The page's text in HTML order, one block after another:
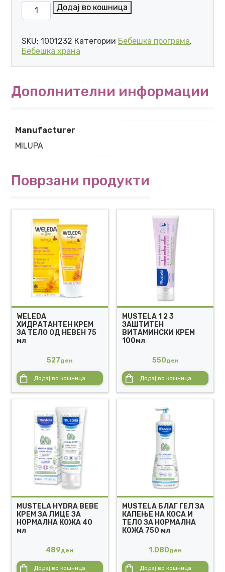
APTAMIL 3 PRONUTRA 800г (12+ месеци) количина
Додај во кошница
SKU: 1001232 Категории Бебешка програма,
Бебешка храна
Дополнителни информации
Manufacturer
MILUPA
Поврзани продукти
WELEDA
ХИДРАТАНТЕН КРЕМ
ЗА ТЕЛО ОД НЕВЕН 75
мл
527ден
Додај во кошница
MUSTELA 1 2 3
ЗАШТИТЕН
ВИТАМИНСКИ КРЕМ
100мл
550ден
Додај во кошница
MUSTELA HYDRA BEBE
КРЕМ ЗА ЛИЦЕ ЗА
НОРМАЛНА КОЖА 40
мл
489ден
Додај во кошница
MUSTELA БЛАГ ГЕЛ ЗА
КАПЕЊЕ НА КОСА И
ТЕЛО ЗА НОРМАЛНА
КОЖА 750 мл
1.080ден
Додај во кошница